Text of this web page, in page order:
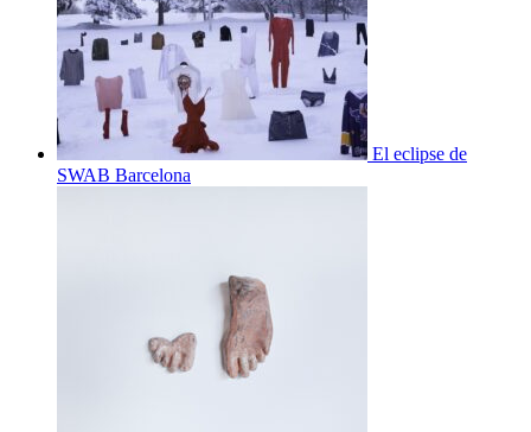
El eclipse de
SWAB Barcelona